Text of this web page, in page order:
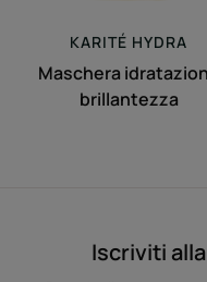
KARITÉ HYDRA
Maschera
brillantezza
Iscriviti